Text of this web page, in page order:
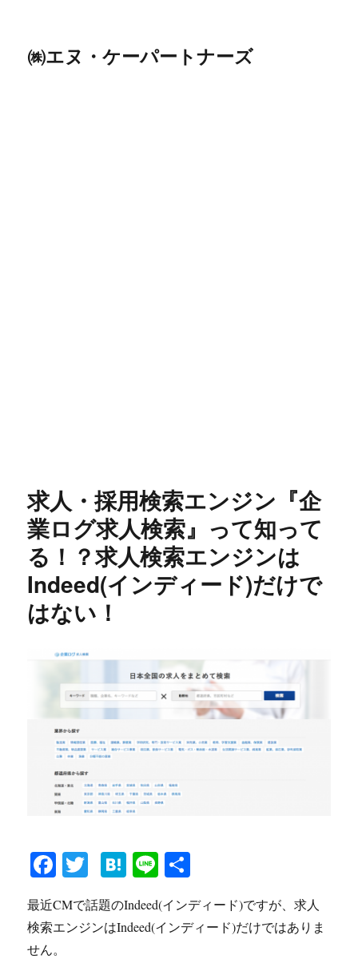
㈱エヌ・ケーパートナーズ
求人・採用検索エンジン『企
業ログ求人検索』って知って
る！？求人検索エンジンは
Indeed(インディード)だけで
はない！
Fa
bo
ok
T
wi
tte
r
H
en
a
Li
最近CMで話題のIndeed(インディード)ですが、求人
検索エンジンはIndeed(インディード)だけではありま
せん。